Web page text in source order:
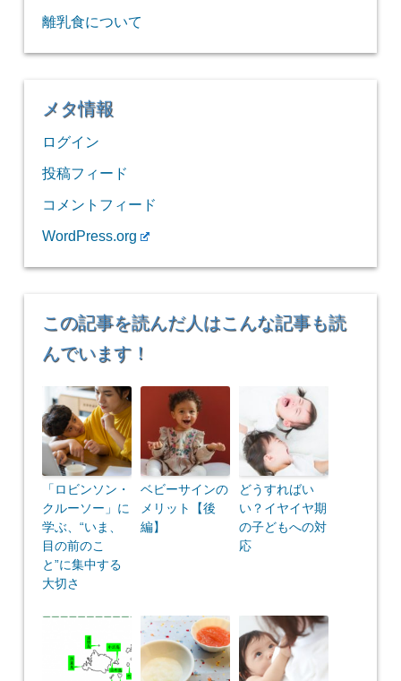
離乳食について
メタ情報
ログイン
投稿フィード
コメントフィード
WordPress.org
この記事を読んだ人はこんな記事も読
んでいます！
「ロビンソン・
クルーソー」に
学ぶ、“いま、
目の前のこ
と”に集中する
大切さ
ベビーサインの
メリット【後
編】
どうすればい
い？イヤイヤ期
の子どもへの対
応